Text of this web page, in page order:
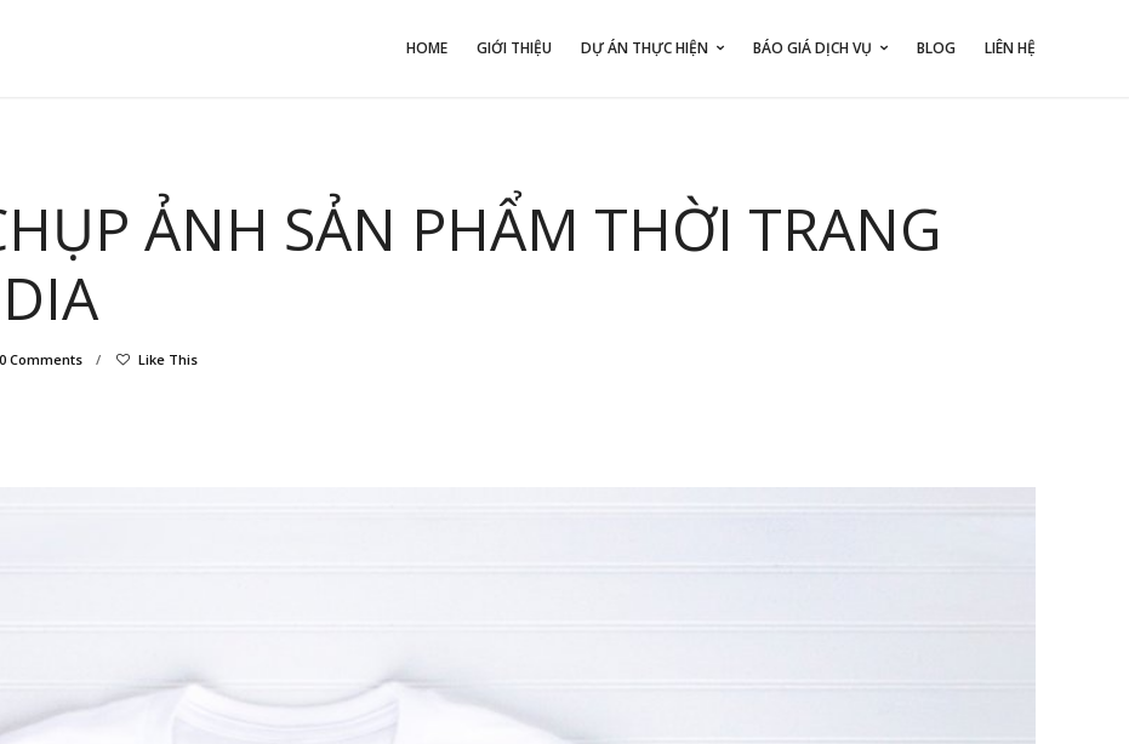
HOME GIỚI THIỆU DỰ ÁN THỰC HIỆN BÁO GIÁ DỊCH VỤ BLOG LIÊN HỆ
ẢNH SẢN PHẨM THỜI TRANG
0 Comments / Like This